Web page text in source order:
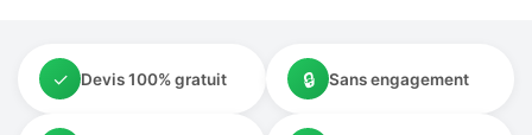
✓ Devis 100% gratuit 🔒 Sans engagement